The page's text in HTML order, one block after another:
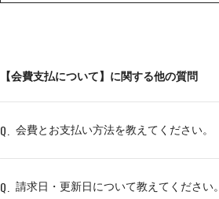
【会費支払について】に関する他の質問
Q. 会費とお支払い方法を教えてください。
Q. 請求日・更新日について教えてください。